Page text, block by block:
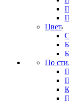
Цвет
По